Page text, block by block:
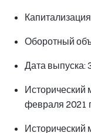
Оборотный
Дата выпуска:
Исторический
февраля 2021
Исторический